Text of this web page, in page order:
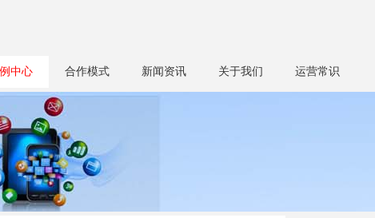
中心 合作模式 新闻资讯 关于我们 运营常识